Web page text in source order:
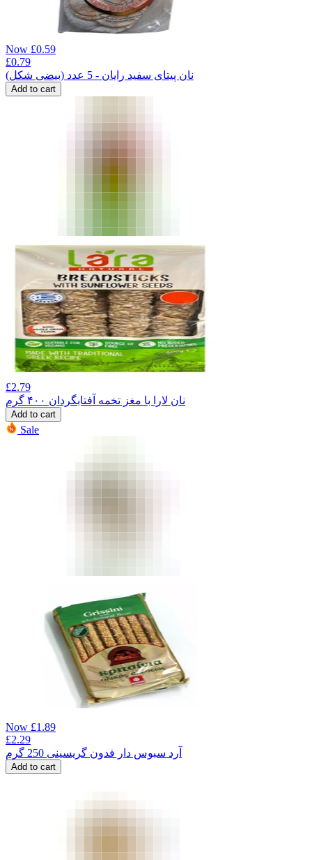
Now £0.59
£0.79
نان پیتای سفید رایان - 5 عدد (بیضی شکل)
Add to cart
£2.79
نان لارا با مغز تخمه آفتابگردان ۴۰۰ گرم
Add to cart
Sale
Now £1.89
£2.29
آرد سبوس دار فدون گریسینی 250 گرم
Add to cart